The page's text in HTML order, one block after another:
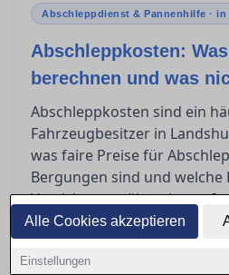
Alle Cookies akzeptieren
Einstellungen
Abschleppdienst & Pannenhilfe ·
Abschleppkosten:
berechnen und was
Abschleppkosten sind ein
Fahrzeugbesitzer in
was faire Preise für
Bergungen sind und welche
Versicherung übernimmt.
erfahren Sie, wie Sie
erkennen und welche
können, um sich dagegen